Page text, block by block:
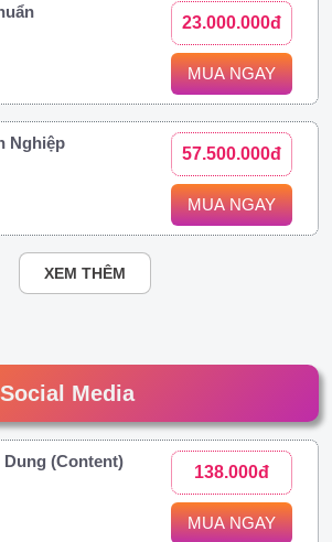
23.000.000đ
MUA NGAY
Nghiệp
57.500.000đ
MUA NGAY
XEM THÊM
Media
Dung (Content)
138.000đ
MUA NGAY